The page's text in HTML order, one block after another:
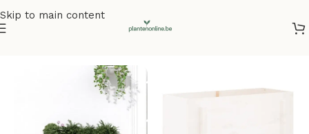
Skip to main content